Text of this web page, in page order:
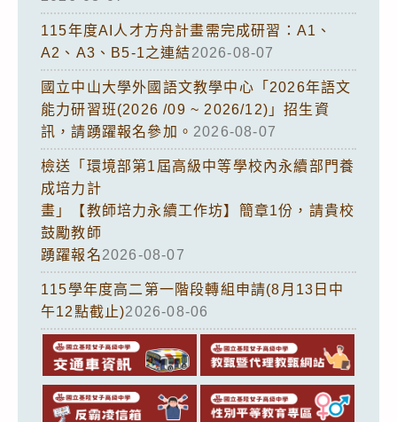
115年度AI人才方舟計畫需完成研習：A1、
A2、A3、B5-1之連結2026-08-07
國立中山大學外國語文教學中心「2026年語文
能力研習班(2026 /09 ~ 2026/12)」招生資
訊，請踴躍報名參加。 2026-08-07
檢送「環境部第1屆高級中等學校內永續部門養
成培力計
畫」【教師培力永續工作坊】簡章1份，請貴校
鼓勵教師
踴躍報名2026-08-07
115學年度高二第一階段轉組申請(8月13日中
午12點截止)2026-08-06